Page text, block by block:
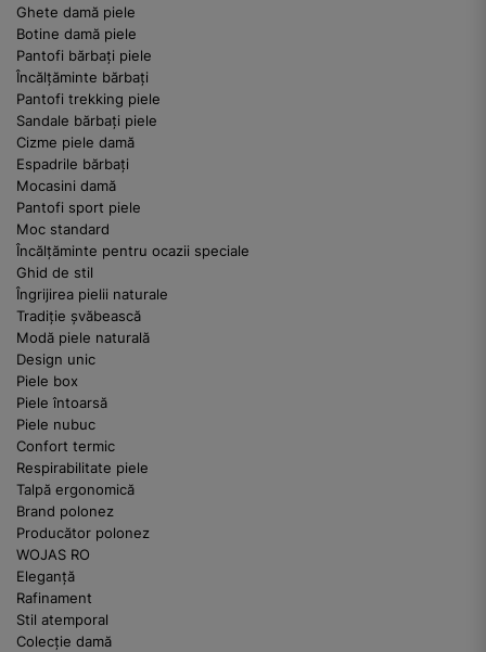
Ghete damă piele
Botine damă piele
Pantofi bărbați piele
Încălțăminte bărbați
Pantofi trekking piele
Sandale bărbați piele
Cizme piele damă
Espadrile bărbați
Mocasini damă
Pantofi sport piele
Moc standard
Încălțăminte pentru ocazii speciale
Ghid de stil
Îngrijirea pielii naturale
Tradiție șvăbească
Modă piele naturală
Design unic
Piele box
Piele întoarsă
Piele nubuc
Confort termic
Respirabilitate piele
Talpă ergonomică
Brand polonez
Producător polonez
WOJAS RO
Eleganță
Rafinament
Stil atemporal
Colecție damă